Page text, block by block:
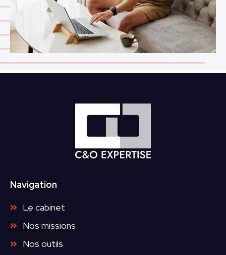
Navigation
Le cabinet
Nos missions
Nos outils